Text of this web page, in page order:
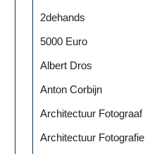
2dehands
5000 Euro
Albert Dros
Anton Corbijn
Architectuur Fotograaf
Architectuur Fotografie